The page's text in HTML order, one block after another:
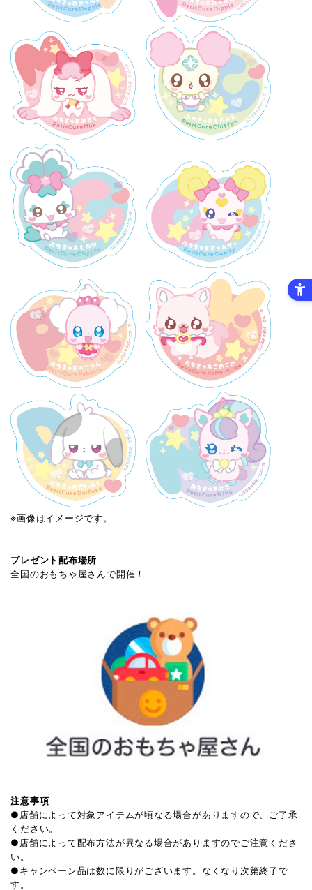
※画像はイメージです。
プレゼント配布場所
全国のおもちゃ屋さんで開催！
注意事項
●店舗によって対象アイテムが頃なる場合がありますので、ご了承
ください。
●店舗によって配布方法が異なる場合がありますのでご注意くださ
い。
●キャンペーン品は数に限りがございます。なくなり次第終了で
す。